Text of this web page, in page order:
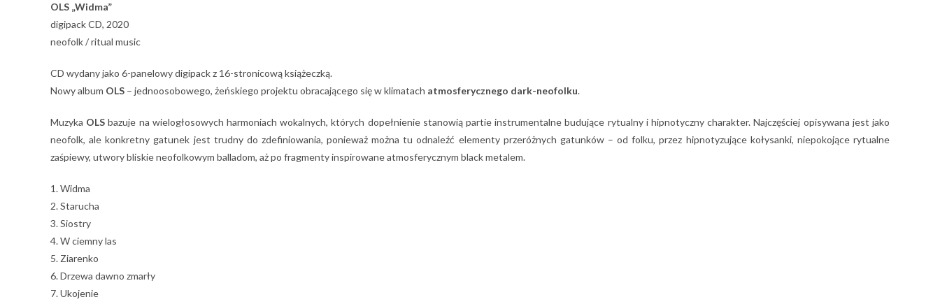
OLS „Widma”
digipack CD, 2020
neofolk / ritual music
CD wydany jako 6-panelowy digipack z 16-stronicową książeczką.
Nowy album OLS – jednoosobowego, żeńskiego projektu obracającego się w klimatach atmosferycznego dark-neofolku.
Muzyka OLS bazuje na wielogłosowych harmoniach wokalnych, których dopełnienie stanowią partie instrumentalne budujące rytualny i hipnotyczny charakter. Najczęściej opisywana jest jako
neofolk, ale konkretny gatunek jest trudny do zdefiniowania, ponieważ można tu odnaleźć elementy przeróżnych gatunków – od folku, przez hipnotyzujące kołysanki, niepokojące rytualne
zaśpiewy, utwory bliskie neofolkowym balladom, aż po fragmenty inspirowane atmosferycznym black metalem.
1. Widma
2. Starucha
3. Siostry
4. W ciemny las
5. Ziarenko
6. Drzewa dawno zmarły
7. Ukojenie